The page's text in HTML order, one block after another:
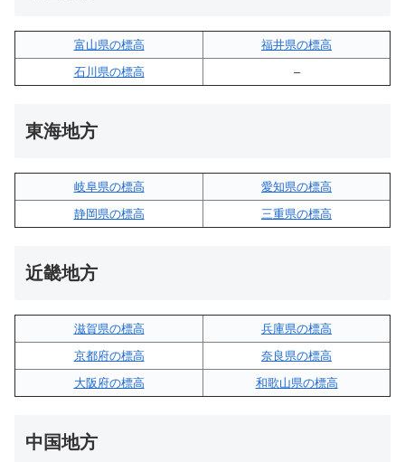
富山県の標高
福井県の標高
石川県の標高
–
東海地方
岐阜県の標高
愛知県の標高
静岡県の標高
三重県の標高
近畿地方
滋賀県の標高
兵庫県の標高
京都府の標高
奈良県の標高
大阪府の標高
和歌山県の標高
中国地方